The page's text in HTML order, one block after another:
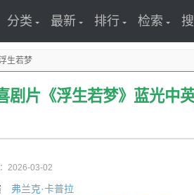
分类 最新 排行 检索
生若梦
剧片《浮生若梦》蓝光中
2026-03-02
弗兰克·卡普拉